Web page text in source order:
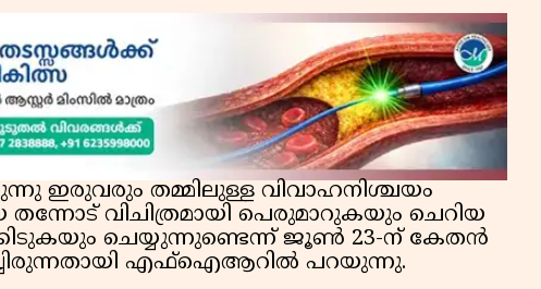
ഇരുവരും തമ്മിലുള്ള വിവാഹനിശ്ചയം
വിചിത്രമായി പെരുമാറുകയും ചെറിയ
ചെയ്യുന്നുണ്ടെന്ന് ജൂൺ 23-ന് കേതൻ
എഫ്‌ഐആറിൽ പറയുന്നു.